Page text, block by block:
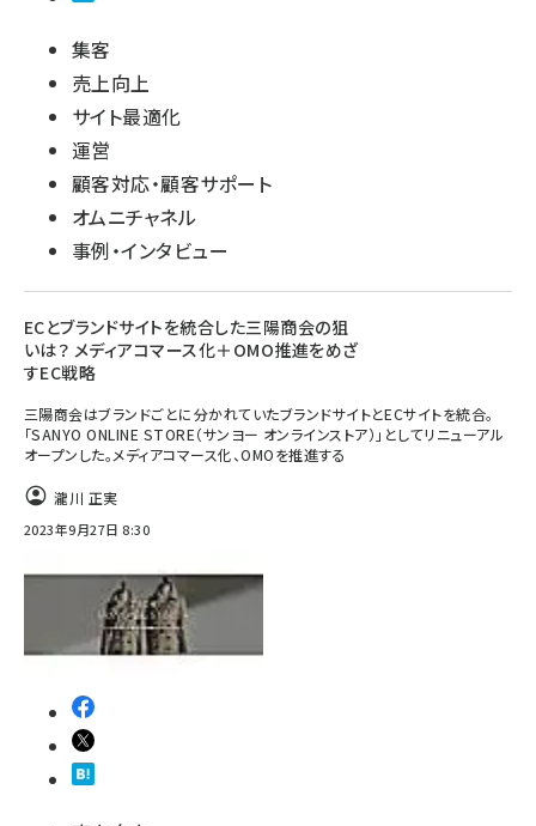
集客
売上向上
サイト最適化
運営
顧客対応・顧客サポート
オムニチャネル
事例・インタビュー
ECとブランドサイトを統合した三陽商会の狙
いは？ メディアコマース化＋OMO推進をめざ
すEC戦略
三陽商会はブランドごとに分かれていたブランドサイトとECサイトを統合。
「SANYO ONLINE STORE（サンヨー オンラインストア）」としてリニューアル
オープンした。メディアコマース化、OMOを推進する
瀧川 正実
2023年9月27日 8:30